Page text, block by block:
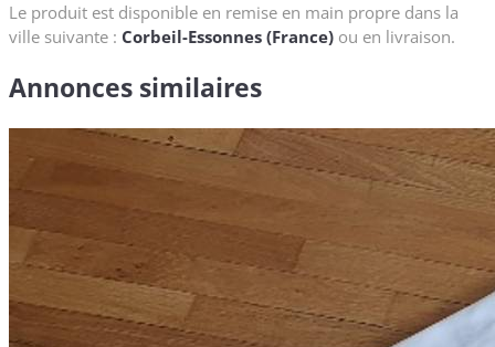
Le produit est disponible en remise en main propre dans la
ville suivante : Corbeil-Essonnes (France) ou en livraison.
Annonces similaires